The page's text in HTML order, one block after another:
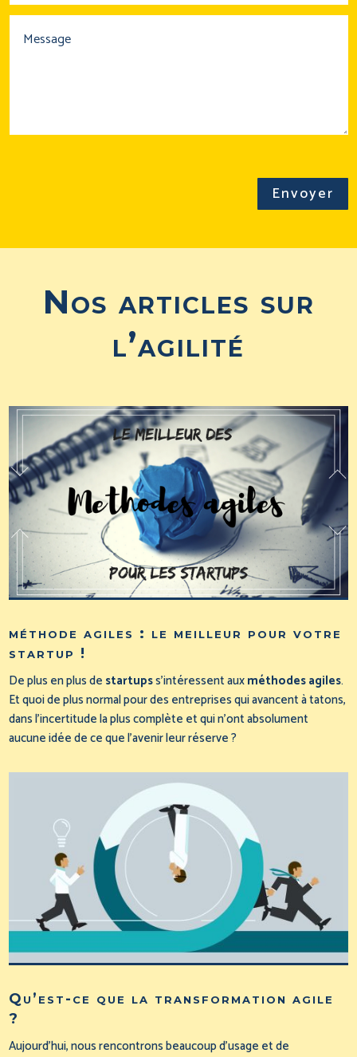
Envoyer
Nos articles sur
l’agilité
méthode agiles : le meilleur pour votre
startup !
De plus en plus de startupss’intéressent auxméthodes agiles.
Et quoi de plus normal pour des entreprises qui avancent à tatons,
dans l’incertitude la plus complète et qui n’ont absolument
aucune idée de ce que l’avenir leur réserve ?
Qu’est-ce que la transformation agile
?
Aujourd’hui, nous rencontrons beaucoup d’usage et de